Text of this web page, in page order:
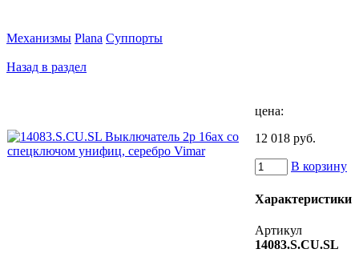
Механизмы Plana Суппорты
Назад в раздел
цена:
12 018 руб.
В корзину
Характеристики
Артикул
14083.S.CU.SL